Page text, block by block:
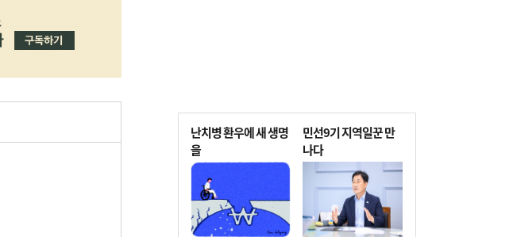
난치병 환우에 새 생명
을
민선9기 지역일꾼 만
나다